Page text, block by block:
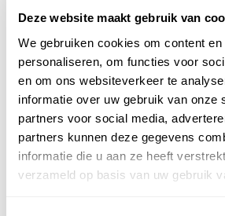
Deze website maakt gebruik van
We gebruiken cookies om content
personaliseren, om functies voor
en om ons websiteverkeer te
informatie over uw gebruik van onze
partners voor social media,
partners kunnen deze gegevens
informatie die u aan ze heeft
verzameld op basis van uw gebruik
toeristische attractie laat een
zandduinen die bestaan uit zeven
kleuren. Deze kleuren zijn
chemische verandering van